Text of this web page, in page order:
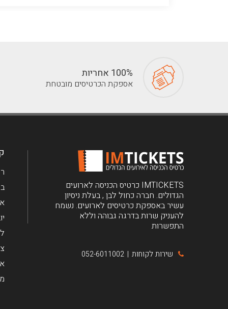
100% אחריות
אספקת הכרטיסים מובטחת
IMTICKETS כרטיס הכניסה לארועים
הגדולים. חברה כחול לבן , בעלת ניסיון
עשיר באספקת כרטיסים לארועים. נשמח
להעניק שרות בדרגה גבוהה וללא
התפשרות
שירות לקוחות |
052-6011002